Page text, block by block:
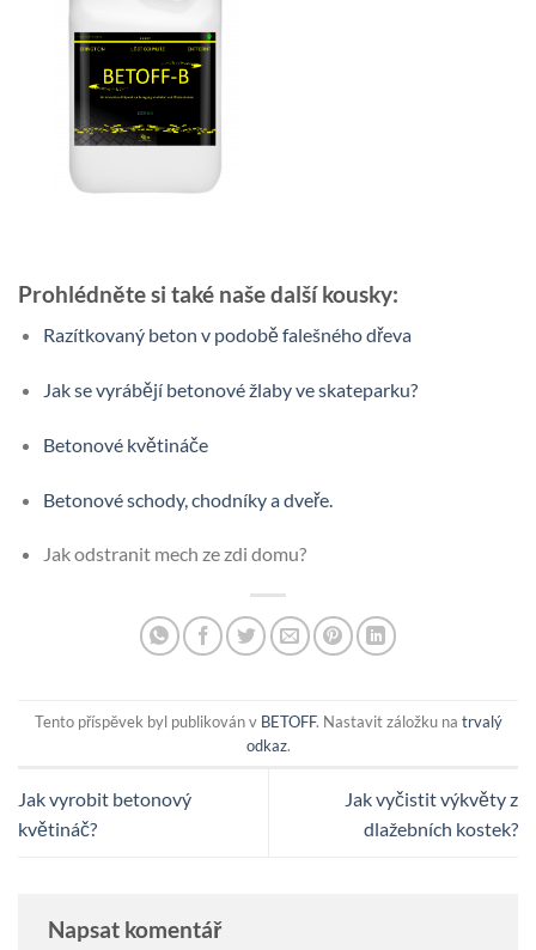
Prohlédněte si také naše další kousky:
Razítkovaný beton v podobě falešného dřeva
Jak se vyrábějí betonové žlaby ve skateparku?
Betonové květináče
Betonové schody, chodníky a dveře.
Jak odstranit mech ze zdi domu?
Tento příspěvek byl publikován v BETOFF. Nastavit záložku na trvalý
odkaz.
Jak vyrobit betonový
květináč?
Jak vyčistit výkvěty z
dlažebních kostek?
Napsat komentář